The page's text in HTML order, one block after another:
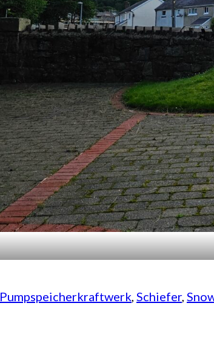
Pumpspeicherkraftwerk, Schiefer,